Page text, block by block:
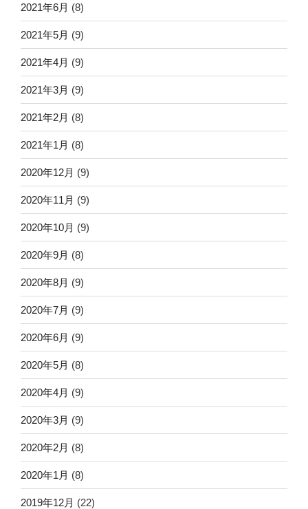
2021年6月 (8)
2021年5月 (9)
2021年4月 (9)
2021年3月 (9)
2021年2月 (8)
2021年1月 (8)
2020年12月 (9)
2020年11月 (9)
2020年10月 (9)
2020年9月 (8)
2020年8月 (9)
2020年7月 (9)
2020年6月 (9)
2020年5月 (8)
2020年4月 (9)
2020年3月 (9)
2020年2月 (8)
2020年1月 (8)
2019年12月 (22)